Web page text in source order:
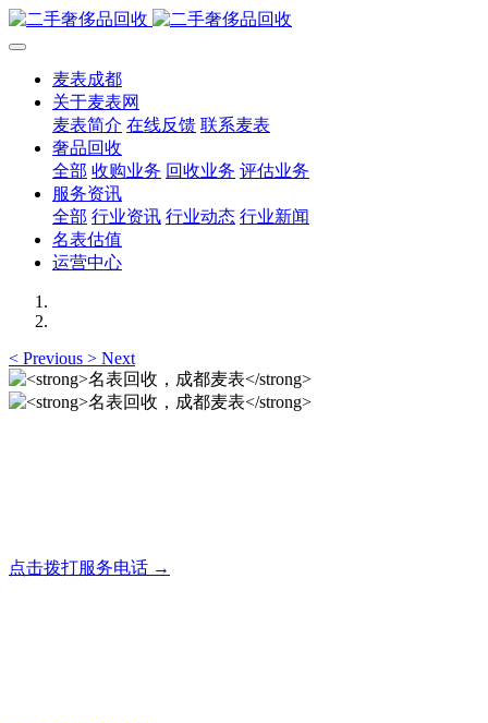
麦表成都
关于麦表网
麦表简介 在线反馈 联系麦表
奢品回收
全部 收购业务 回收业务 评估业务
服务资讯
全部 行业资讯 行业动态 行业新闻
名表估值
运营中心
< Previous > Next
点击拨打服务电话 →